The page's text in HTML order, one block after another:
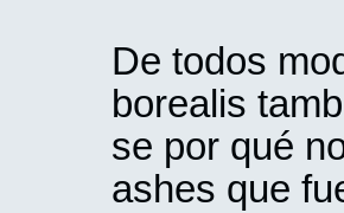
De todos
borealis
se por qué
ashes que